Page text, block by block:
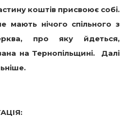
коштів присвоює собі.
мають нічого спільного з
про яку йдеться,
на Тернопільщині. Далі